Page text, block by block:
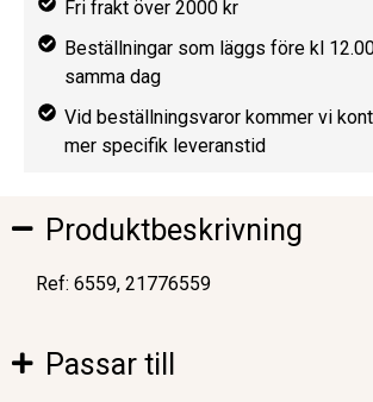
Fri frakt över 2000 kr
Beställningar som läggs före kl
samma dag
Vid beställningsvaror kommer vi
mer specifik leveranstid
Produktbeskrivning
Ref: 6559, 21776559
Passar till